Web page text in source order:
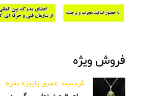
فروش ویژه
گردنبند عقیق پاییزه نقره